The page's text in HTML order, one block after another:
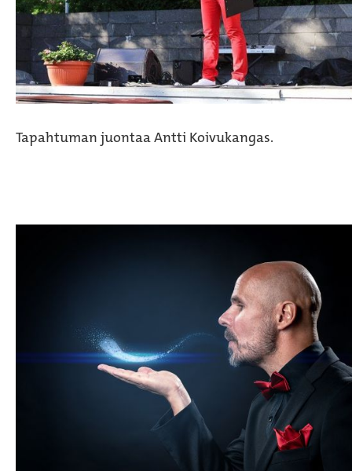
Tapahtuman juontaa Antti Koivukangas.